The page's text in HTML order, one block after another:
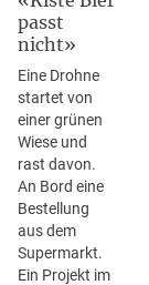
passt
nicht»
Eine Drohne
startet von
einer grünen
Wiese und
rast davon.
An Bord eine
Bestellung
aus dem
Supermarkt.
Ein Projekt im